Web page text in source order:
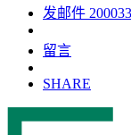
发邮件
留言
SHARE